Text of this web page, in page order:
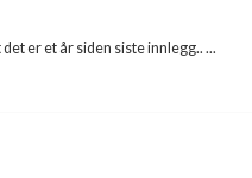
er et år siden siste innlegg.. ...